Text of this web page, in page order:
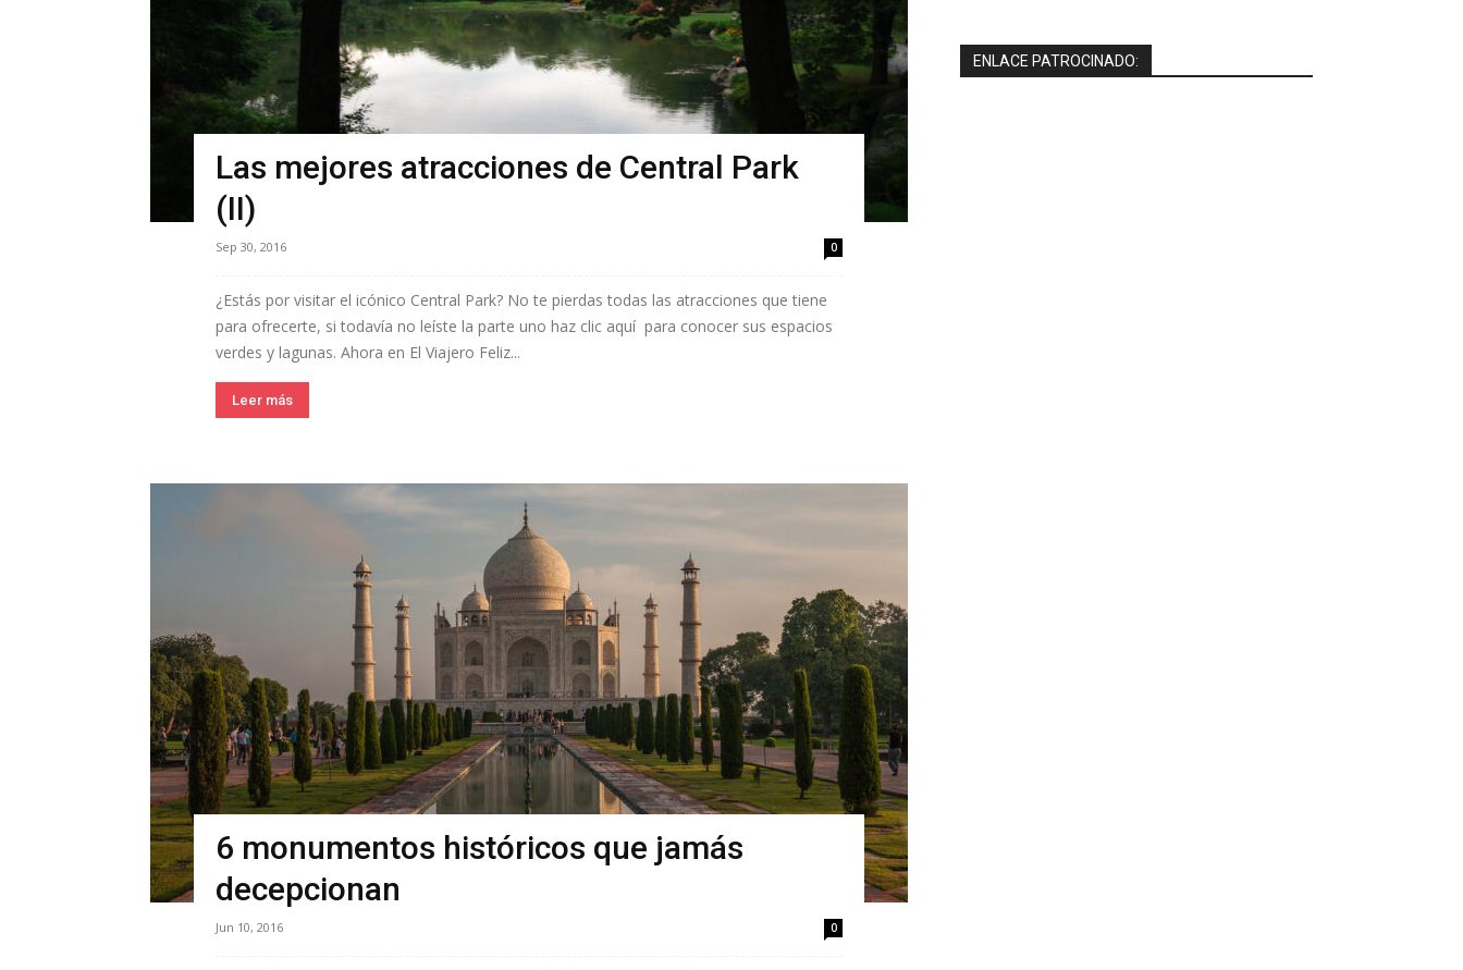
Las mejores atracciones de Central Park
(II)
Sep 30, 2016 0
¿Estás por visitar el icónico Central Park? No te pierdas todas las atracciones que tiene
para ofrecerte, si todavía no leíste la parte uno haz clic aquí para conocer sus espacios
verdes y lagunas. Ahora en El Viajero Feliz...
Leer más
6 monumentos históricos que jamás
decepcionan
Jun 10, 2016 0
ENLACE PATROCINADO: